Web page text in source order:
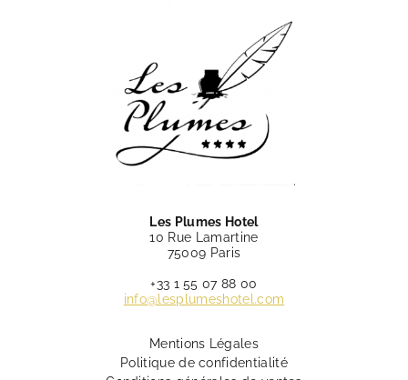
Les Plumes Hotel
10 Rue Lamartine
75009 Paris
+33 1 55 07 88 00
info@lesplumeshotel.com
Mentions Légales
Politique de confidentialité